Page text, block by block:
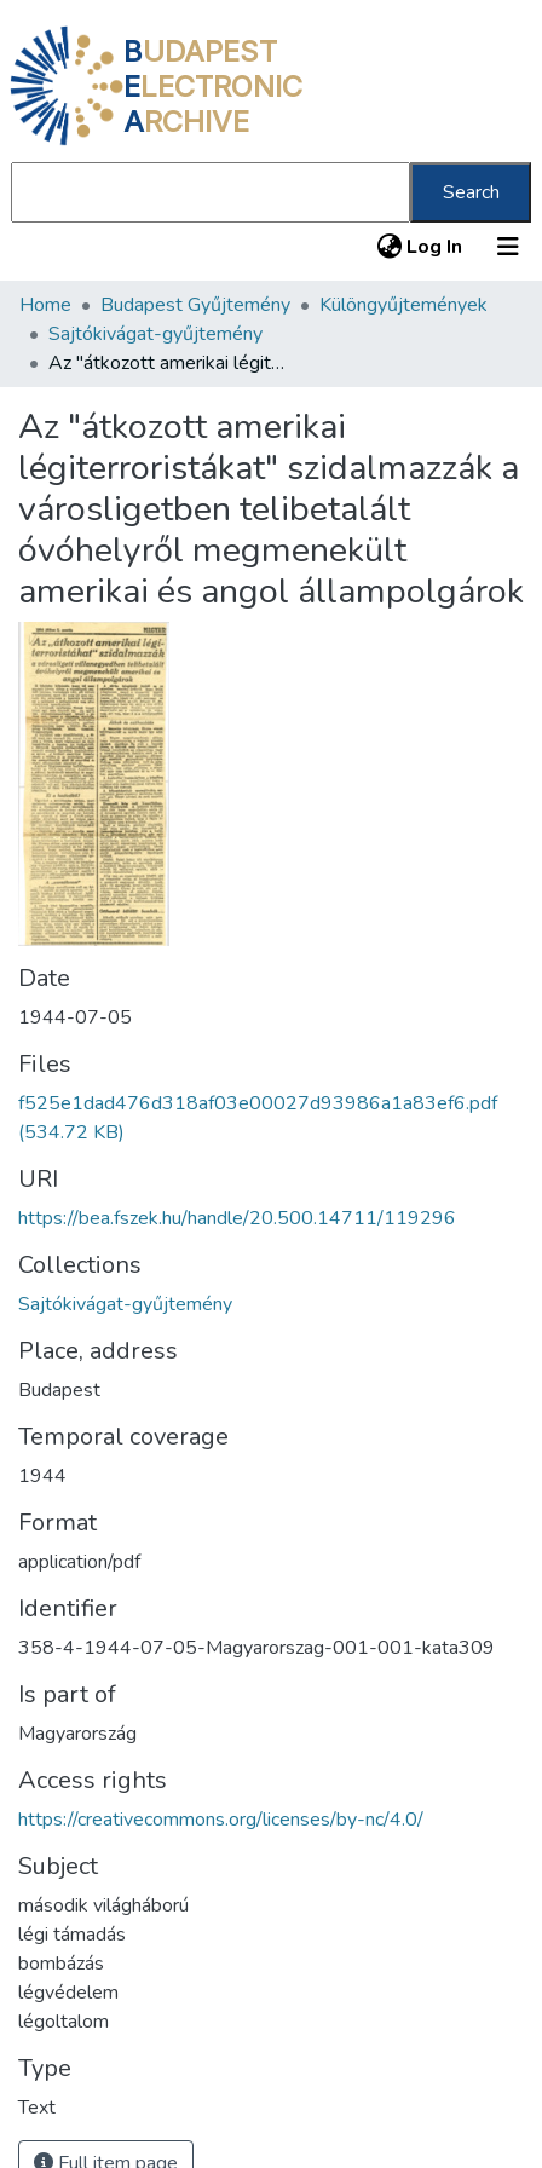
BUDAPEST
ELECTRONIC
ARCHIVE
Search
Log In (current)
Communities & Collections
All of DSpace
About us
Home Budapest Gyűjtemény
Különgyűjtemények
Sajtókivágat-gyűjtemény
Az "átkozott amerikai légiterroristákat" szidalmazzák a városligetben telibetalált óvóhelyről megmenekült amerikai és angol állampolgárok
Az "átkozott amerikai
légiterroristákat" szidalmazzák a
városligetben telibetalált
óvóhelyről megmenekült
amerikai és angol állampolgárok
Date
1944-07-05
Files
f525e1dad476d318af03e00027d93986a1a83ef6.pdf
(534.72 KB)
URI
https://bea.fszek.hu/handle/20.500.14711/119296
Collections
Sajtókivágat-gyűjtemény
Place, address
Budapest
Temporal coverage
1944
Format
application/pdf
Identifier
358-4-1944-07-05-Magyarorszag-001-001-kata309
Is part of
Magyarország
Access rights
https://creativecommons.org/licenses/by-nc/4.0/
Subject
második világháború
légi támadás
bombázás
légvédelem
légoltalom
Type
Text